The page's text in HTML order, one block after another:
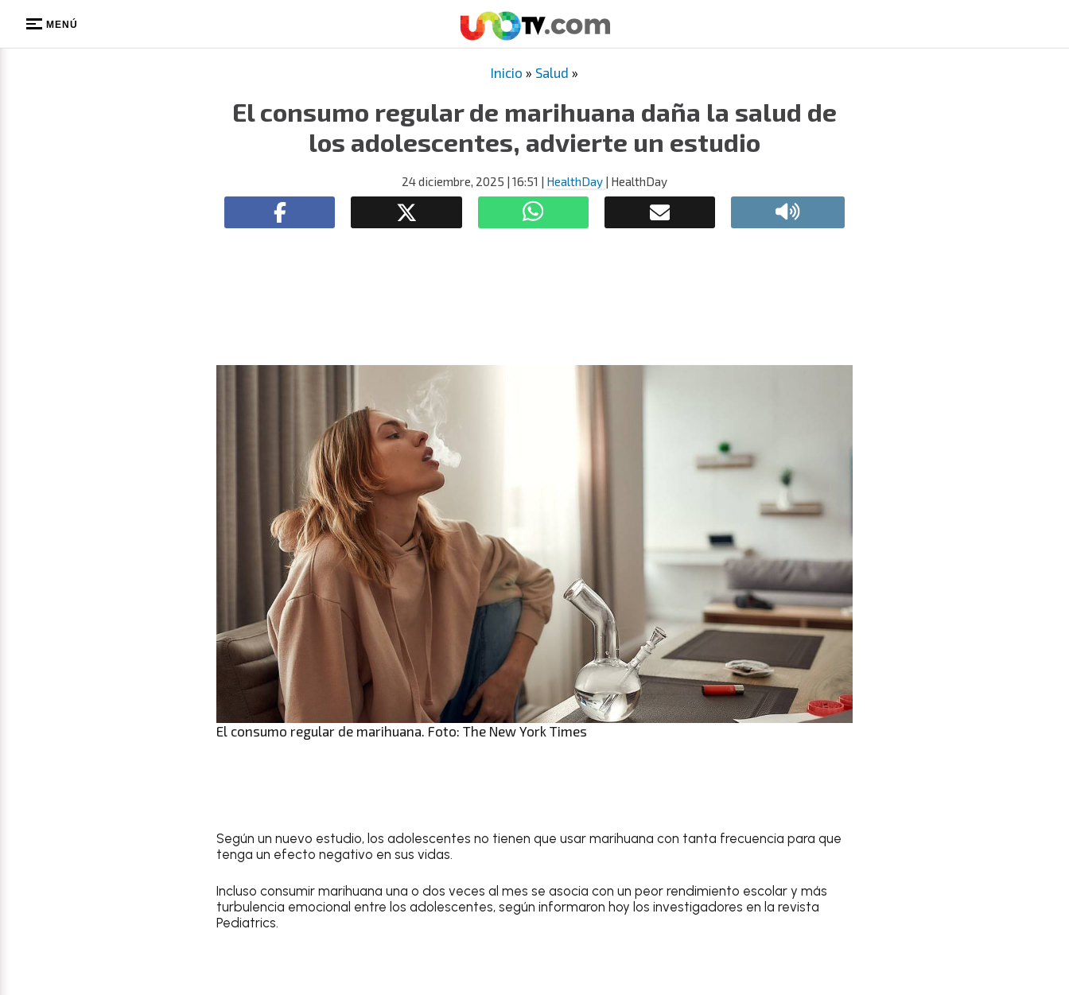
MENÚ
Inicio » Salud »
El consumo regular de marihuana daña la salud de
los adolescentes, advierte un estudio
24 diciembre, 2025 | 16:51 | HealthDay | HealthDay
El consumo regular de marihuana. Foto: The New York Times
Según un nuevo estudio, los adolescentes no tienen que usar marihuana con tanta frecuencia para que
tenga un efecto negativo en sus vidas.
Incluso consumir marihuana una o dos veces al mes se asocia con un peor rendimiento escolar y más
turbulencia emocional entre los adolescentes, según informaron hoy los investigadores en la revista
Pediatrics.